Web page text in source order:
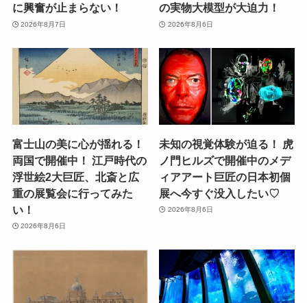
に興奮が止まらない！
2026年8月7日
の実物大模型が大迫力！
2026年8月6日
富士山の美に心が揺れる！
両国で開催中！ 江戸時代の
浮世絵2大巨匠、北斎と広
重の展覧会に行ってみた
い！
2026年8月6日
未知の視覚体験が迫る！ 虎
ノ門ヒルズで開催中のメデ
ィアアート巨匠の日本初個
展へ今すぐ没入したい♡
2026年8月6日